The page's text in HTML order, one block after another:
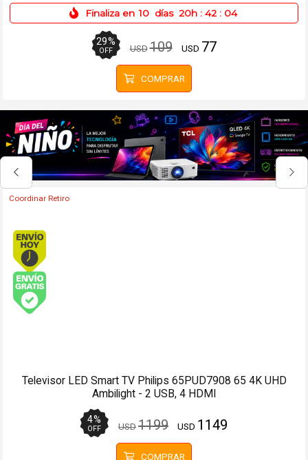
Finaliza en 10 días 20h : 42 : 04
29%
OFF USD109 USD 77
COMPRAR
Coordinar Retiro
Televisor LED Smart TV Philips 65PUD7908 65 4K UHD
Ambilight - 2 USB, 4 HDMI
4%
OFF USD1199 USD 1149
COMPRAR